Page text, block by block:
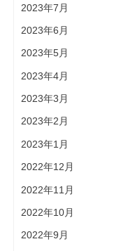
2023年7月
2023年6月
2023年5月
2023年4月
2023年3月
2023年2月
2023年1月
2022年12月
2022年11月
2022年10月
2022年9月